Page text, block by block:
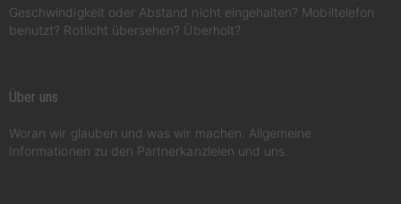
Geschwindigkeit oder Abstand nicht eingehalten? Mobiltelefon
benutzt? Rotlicht übersehen? Überholt?
Über uns
Woran wir glauben und was wir machen. Allgemeine
Informationen zu den Partnerkanzleien und uns.